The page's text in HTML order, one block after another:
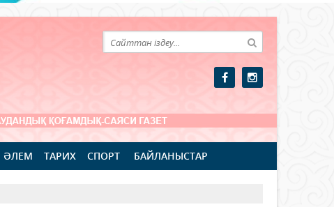
ӘЛЕМ ТАРИХ СПОРТ БАЙЛАНЫСТАР